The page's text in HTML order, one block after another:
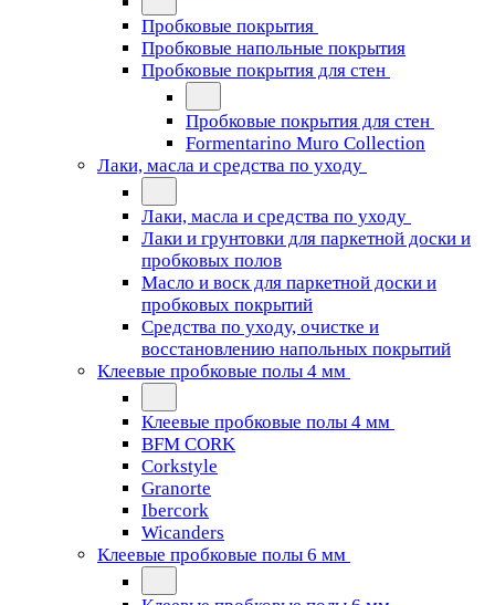
Пробковые покрытия
Пробковые напольные покрытия
Пробковые покрытия для стен
Пробковые покрытия для стен
Formentarino Muro Collection
Лаки, масла и средства по уходу
Лаки, масла и средства по уходу
Лаки и грунтовки для паркетной доски и
пробковых полов
Масло и воск для паркетной доски и
пробковых покрытий
Средства по уходу, очистке и
восстановлению напольных покрытий
Клеевые пробковые полы 4 мм
Клеевые пробковые полы 4 мм
BFM CORK
Corkstyle
Granorte
Ibercork
Wicanders
Клеевые пробковые полы 6 мм